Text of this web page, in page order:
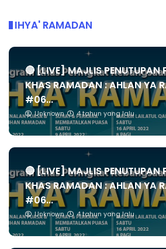
IHYA' RAMADAN
🔴 [LIVE] MAJLIS PENUTUPAN
KHAS RAMADAN : AHLAN YA
#06...
Unknown 4 tahun yang lalu
🔴 [LIVE] MAJLIS PENUTUPAN
KHAS RAMADAN : AHLAN YA
#06...
Unknown 4 tahun yang lalu